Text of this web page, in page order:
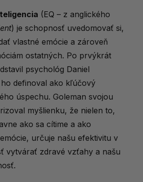
inteligencie
svojej emocionálnej
zložky
inteligencie?
sebaúvedomenie?
motiváciu?
empatiu?
sociálne zručnosti?
(EQ – z anglického
) je schopnosť uvedomovať si,
vlastné emócie a zároveň
ostatných. Po prvýkrát
psychológ Daniel
definoval ako kľúčový
úspechu. Goleman svojou
myšlienku, že nielen to,
ako sa cítime a ako
určuje našu efektivitu v
vytvárať zdravé vzťahy a našu